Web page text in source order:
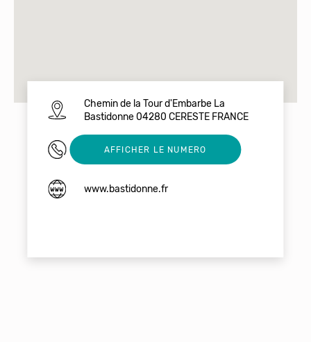
Chemin de la Tour d'Embarbe La
Bastidonne 04280 CERESTE FRANCE
0675892765
AFFICHER LE NUMERO
www.bastidonne.fr